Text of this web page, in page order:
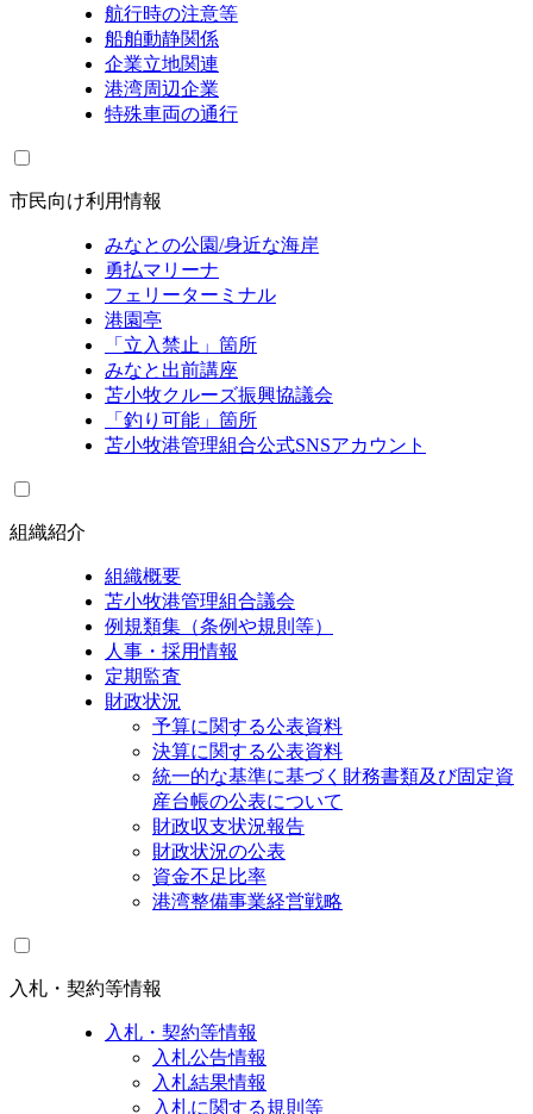
航行時の注意等
船舶動静関係
企業立地関連
港湾周辺企業
特殊車両の通行
市民向け利用情報
みなとの公園/身近な海岸
勇払マリーナ
フェリーターミナル
港園亭
「立入禁止」箇所
みなと出前講座
苫小牧クルーズ振興協議会
「釣り可能」箇所
苫小牧港管理組合公式SNSアカウント
組織紹介
組織概要
苫小牧港管理組合議会
例規類集（条例や規則等）
人事・採用情報
定期監査
財政状況
予算に関する公表資料
決算に関する公表資料
統一的な基準に基づく財務書類及び固定資
産台帳の公表について
財政収支状況報告
財政状況の公表
資金不足比率
港湾整備事業経営戦略
入札・契約等情報
入札・契約等情報
入札公告情報
入札結果情報
入札に関する規則等